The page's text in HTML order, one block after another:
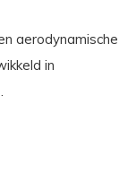
aerodynamische
in